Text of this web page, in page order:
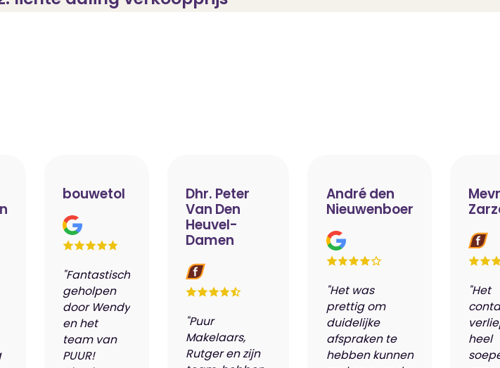
bouwetol
"Fantastisch
geholpen
door Wendy
en het
team van
PUUR!
Dhr. Peter
Van Den
Heuvel-
Damen
"Puur
Makelaars,
Rutger en zijn
André den
Nieuwenboer
"Het was
prettig om
duidelijke
afspraken te
hebben kunnen
"Het
heel